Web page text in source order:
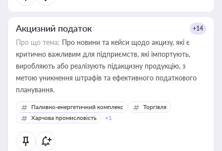
Акцизний податок +14
Про що тема: Про новини та кейси щодо акцизу, які є
критично важливим для підприємств, які імпортують,
виробляють або реалізують підакцизну продукцію, з
метою уникнення штрафів та ефективного податкового
планування.
Паливно-енергетичний комплекс
Торгівля
Харчова промисловість
+1